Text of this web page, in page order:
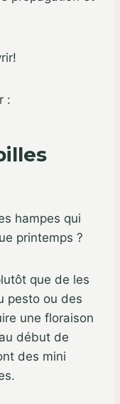
:
hampes qui
printemps ?
que de les
pesto ou des
une floraison
début de
des mini